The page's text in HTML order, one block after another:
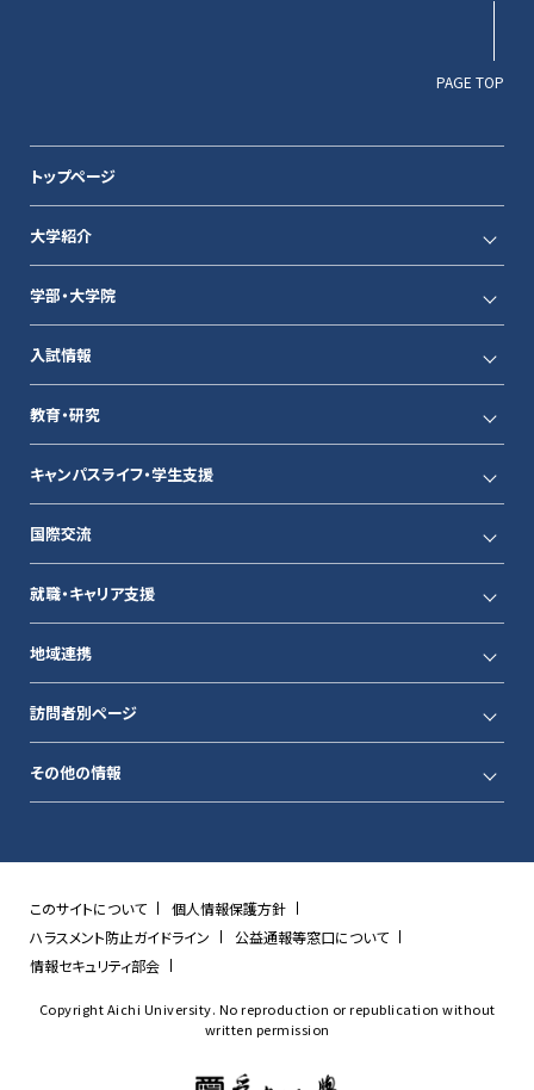
PAGE TOP
トップページ
大学紹介
学部・大学院
入試情報
教育・研究
キャンパスライフ・学生支援
国際交流
就職・キャリア支援
地域連携
訪問者別ページ
その他の情報
このサイトについて
個人情報保護方針
ハラスメント防止ガイドライン
公益通報等窓口について
情報セキュリティ部会
Copyright Aichi University. No reproduction or republication without
written permission